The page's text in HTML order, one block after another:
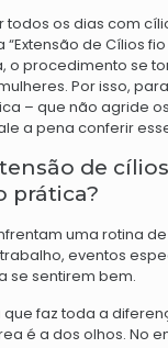
todos os dias com
de Cílios fio
o procedimento se
Por isso,
– que não agride
a pena conferir
de
prática?
uma rotina
eventos
se sentirem bem.
que faz toda a
é a dos olhos. No